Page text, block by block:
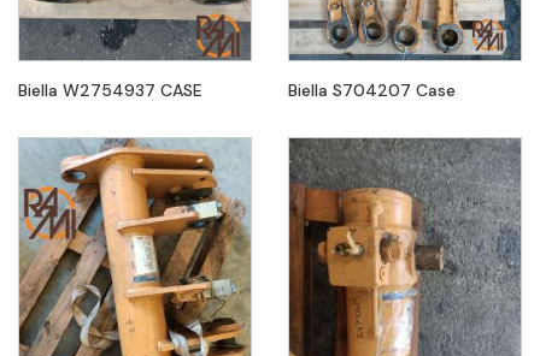
Biella W2754937 CASE Biella S704207 Case